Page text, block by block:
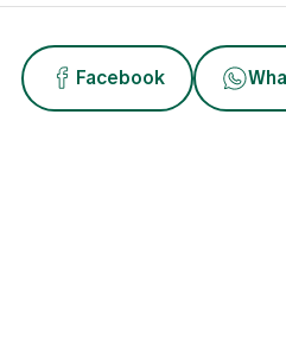
Facebook